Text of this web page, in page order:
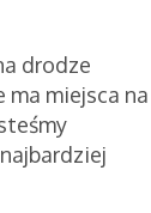
drodze
miejsca na